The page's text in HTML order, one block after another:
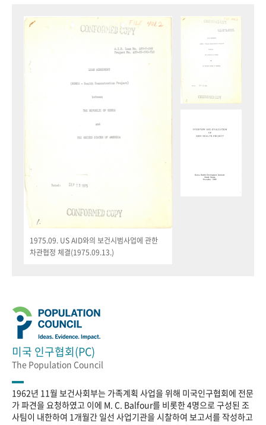
1975.09. US AID와의 보건시범사업에 관한
차관협정 체결(1975.09.13.)
미국 인구협회(PC)
The Population Council
1962년 11월 보건사회부는 가족계획 사업을 위해 미국인구협회에 전문
가 파견을 요청하였고 이에 M. C. Balfour를 비롯한 4명으로 구성된 조
사팀이 내한하여 1개월간 일선 사업기관을 시찰하여 보고서를 작성하고